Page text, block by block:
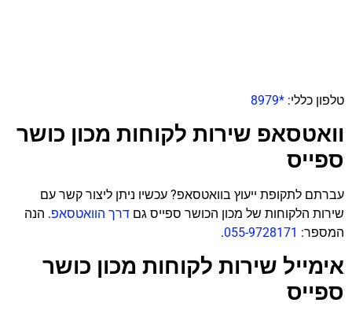
טלפון כללי: *8979
וואטסאפ שירות לקוחות מכון כושר
ספייס
עברתם לתקופת ייעוץ בוואטסאפ? עכשיו ניתן ליצור קשר עם
שירות הלקוחות של מכון הכושר ספייס גם דרך הוואטסאפ. הנה
המספר: 055-9728171
.
אימייל שירות לקוחות מכון כושר
ספייס